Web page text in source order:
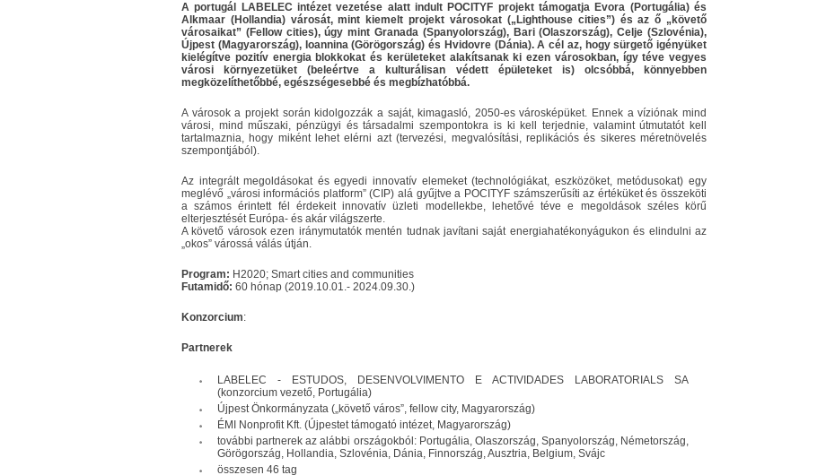
A portugál LABELEC intézet vezetése alatt indult POCITYF projekt támogatja Evora (Portugália) és
Alkmaar (Hollandia) városát, mint kiemelt projekt városokat („Lighthouse cities”) és az ő „követő
városaikat” (Fellow cities), úgy mint Granada (Spanyolország), Bari (Olaszország), Celje (Szlovénia),
Újpest (Magyarország), Ioannina (Görögország) és Hvidovre (Dánia). A cél az, hogy sürgető igényüket
kielégítve pozitív energia blokkokat és kerületeket alakítsanak ki ezen városokban, így téve vegyes
városi környezetüket (beleértve a kulturálisan védett épületeket is) olcsóbbá, könnyebben
megközelíthetőbbé, egészségesebbé és megbízhatóbbá.
A városok a projekt során kidolgozzák a saját, kimagasló, 2050-es városképüket. Ennek a víziónak mind
városi, mind műszaki, pénzügyi és társadalmi szempontokra is ki kell terjednie, valamint útmutatót kell
tartalmaznia, hogy miként lehet elérni azt (tervezési, megvalósítási, replikációs és sikeres méretnövelés
szempontjából).
Az integrált megoldásokat és egyedi innovatív elemeket (technológiákat, eszközöket, metódusokat) egy
meglévő „városi információs platform” (CIP) alá gyűjtve a POCITYF számszerűsíti az értéküket és összeköti
a számos érintett fél érdekeit innovatív üzleti modellekbe, lehetővé téve e megoldások széles körű
elterjesztését Európa- és akár világszerte.
A követő városok ezen iránymutatók mentén tudnak javítani saját energiahatékonyágukon és elindulni az
„okos” várossá válás útján.
Program: H2020; Smart cities and communities
Futamidő: 60 hónap (2019.10.01.- 2024.09.30.)
Konzorcium:
Partnerek
LABELEC - ESTUDOS, DESENVOLVIMENTO E ACTIVIDADES LABORATORIALS SA
(konzorcium vezető, Portugália)
Újpest Önkormányzata („követő város”, fellow city, Magyarország)
ÉMI Nonprofit Kft. (Újpestet támogató intézet, Magyarország)
további partnerek az alábbi országokból: Portugália, Olaszország, Spanyolország, Németország,
Görögország, Hollandia, Szlovénia, Dánia, Finnország, Ausztria, Belgium, Svájc
összesen 46 tag